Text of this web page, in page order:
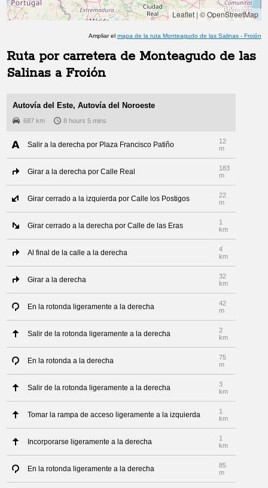
Leaflet|© OpenStreetMap
Ampliar el mapa de la ruta Monteagudo de las Salinas- Froión
Ruta por carretera de Monteagudo de las
Salinas a Froión
Autovía del Este, Autovía del Noroeste
687 km 8 hours 5 mins
Salir a la derecha por Plaza Francisco Patiño
12
m
Girar a la derecha por Calle Real
183
m
Girar cerrado a la izquierda por Calle los Postigos
22
m
Girar cerrado a la derecha por Calle de las Eras
1
km
Al final de la calle a la derecha
4
km
Girar a la derecha
32
km
En la rotonda ligeramente a la derecha
42
m
Salir de la rotonda ligeramente a la derecha
2
km
En la rotonda a la derecha
75
m
Salir de la rotonda ligeramente a la derecha
3
km
Tomar la rampa de acceso ligeramente a la izquierda
1
km
Incorporarse ligeramente a la derecha
1
km
En la rotonda ligeramente a la derecha
85
m